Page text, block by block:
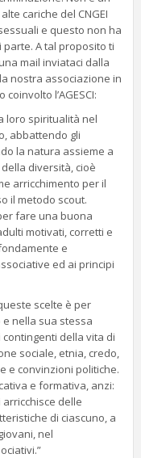
cariche del CNGEI
e questo non ha
A tal proposito ti
mail inviataci dalla
nostra associazione in
l’AGESCI:
loro spiritualità nel
abbattendo gli
la natura assieme a
diversità, cioè
arricchimento per il
il metodo scout.
fare una buona
motivati, corretti e
e
ed ai principi
scelte è per
nella sua stessa
della vita di
sociale, etnia, credo,
e convinzioni politiche.
e formativa, anzi:
delle
di ciascuno, a
nel